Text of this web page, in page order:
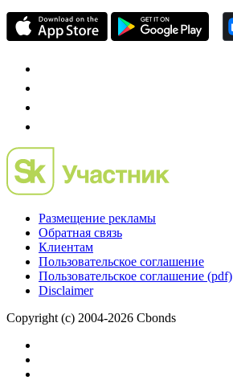
Размещение рекламы
Обратная связь
Клиентам
Пользовательское соглашение
Пользовательское соглашение (pdf)
Disclaimer
Copyright (c) 2004-2026 Cbonds